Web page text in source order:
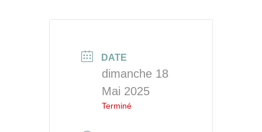
DATE
dimanche 18
Mai 2025
Terminé